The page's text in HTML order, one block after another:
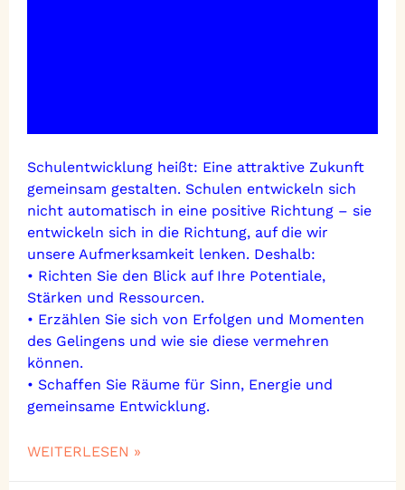
Schulentwicklung heißt: Eine attraktive Zukunft
gemeinsam gestalten. Schulen entwickeln sich
nicht automatisch in eine positive Richtung – sie
entwickeln sich in die Richtung, auf die wir
unsere Aufmerksamkeit lenken. Deshalb:
• Richten Sie den Blick auf Ihre Potentiale,
Stärken und Ressourcen.
• Erzählen Sie sich von Erfolgen und Momenten
des Gelingens und wie sie diese vermehren
können.
• Schaffen Sie Räume für Sinn, Energie und
gemeinsame Entwicklung.
WEITERLESEN »